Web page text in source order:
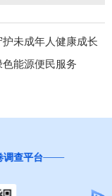
未成年人健康成长
能源便民服务
调查平台